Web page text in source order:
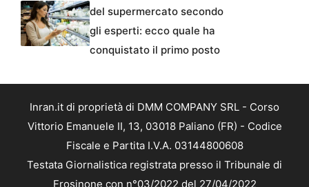
del supermercato secondo
gli esperti: ecco quale ha
conquistato il primo posto
Inran.it di proprietà di DMM COMPANY SRL - Corso
Vittorio Emanuele II, 13, 03018 Paliano (FR) - Codice
Fiscale e Partita I.V.A. 03144800608
Testata Giornalistica registrata presso il Tribunale di
Frosinone con n°03/2022 del 27/04/2022